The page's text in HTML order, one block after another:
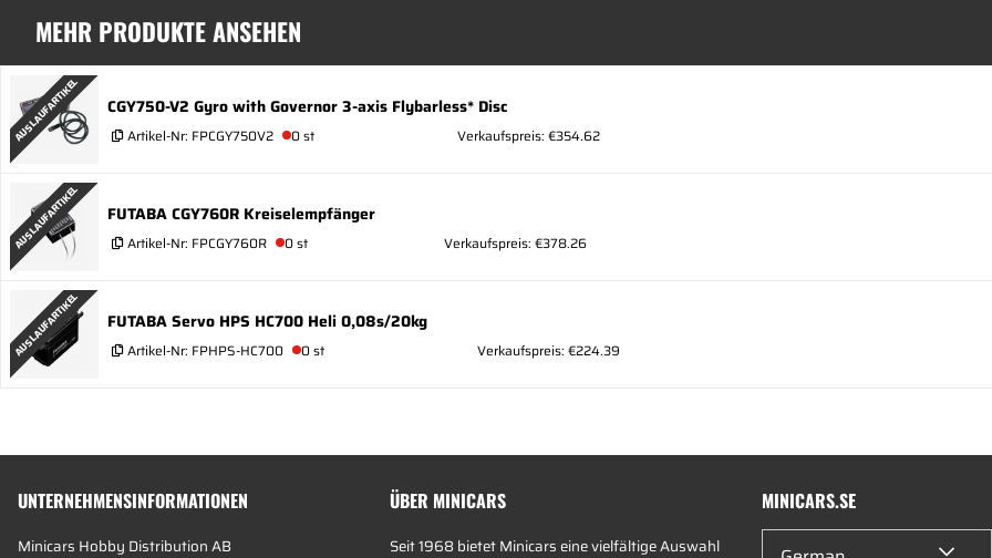
MEHR PRODUKTE ANSEHEN
AUSLAUFARTIKEL CGY750-V2 Gyro with Governor 3-axis Flybarless* Disc
Artikel-Nr: FPCGY750V2 0 st Verkaufspreis: €354.62
AUSLAUFARTIKEL FUTABA CGY760R Kreiselempfänger
Artikel-Nr: FPCGY760R 0 st Verkaufspreis: €378.26
AUSLAUFARTIKEL FUTABA Servo HPS HC700 Heli 0,08s/20kg
Artikel-Nr: FPHPS-HC700 0 st Verkaufspreis: €224.39
UNTERNEHMENSINFORMATIONEN
Minicars Hobby Distribution AB
ÜBER MINICARS
Seit 1968 bietet Minicars eine vielfältige Auswahl
MINICARS.SE